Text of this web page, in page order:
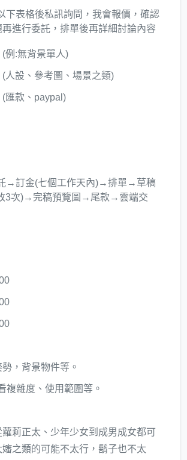
下表格後私訊詢問，我會報價，確認
再進行委託，排單後再詳細討論內容
例:無背景單人)
人設、參考圖、場景之類)
匯款、paypal)
→訂金(七個工作天內)→排單→草稿
3次)→完稿預覽圖→尾款→雲端交
，背景物件等。
複雜度、使用範圍等。
莉正太、少年少女到成男成女都可
之類的可能不太行，鬍子也不太